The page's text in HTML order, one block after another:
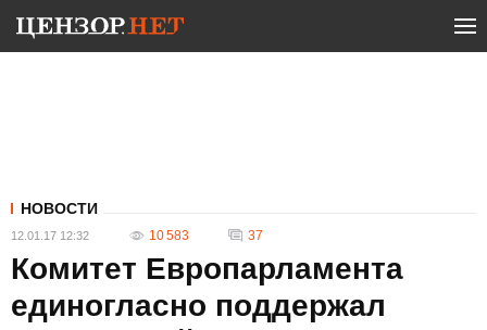
НОВОСТИ
12.01.17 12:32 10 583 37
Комитет Европарламента
единогласно поддержал